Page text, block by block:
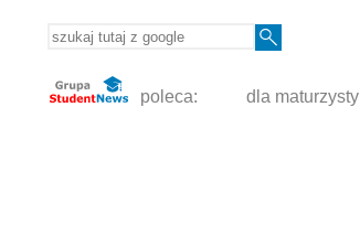
poleca: dla maturzysty